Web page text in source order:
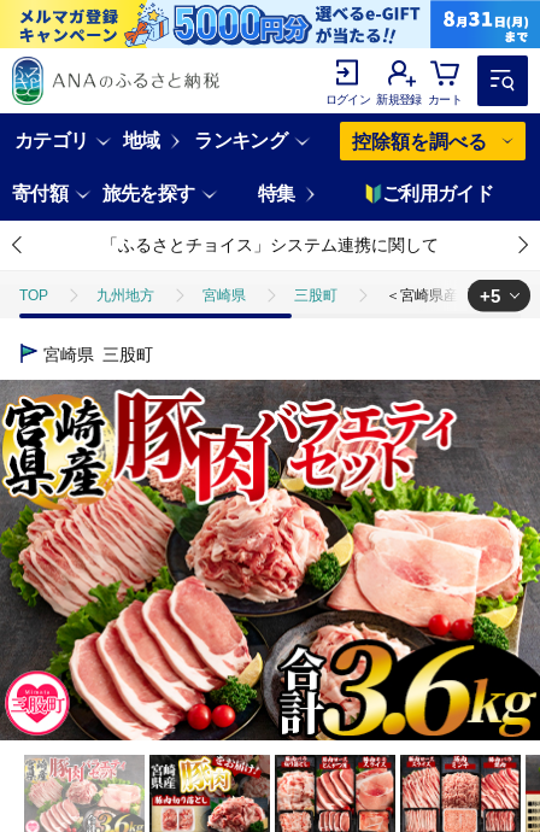
ログイン 新規登録 カート
カテゴリ 地域 ランキング 控除額を調べる
寄付額 旅先を探す 特集 ご利用ガイド
「ふるさとチョイス」システム連携に関して
TOP 九州地方 宮崎県 三股町 ＜宮崎県産豚肉バラエ
TOP
肉 豚肉 ＜宮崎県産豚肉バラエティーセット 合計
TOP 肉 豚肉 ステーキ(豚肉) ＜宮崎県産豚肉バラエ
TOP 肉 豚肉 すき焼き(豚肉) ＜宮崎県産豚肉バラエ
TOP 肉 豚肉 しゃぶしゃぶ(豚肉) ＜宮崎県産豚肉バ
+5
宮崎県 三股町